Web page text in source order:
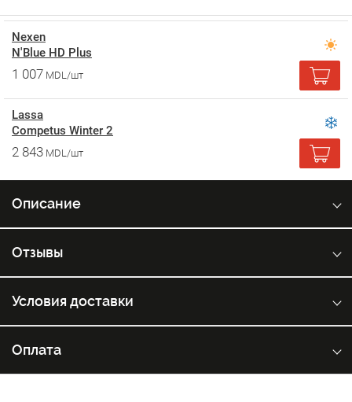
Nexen
N'Blue HD Plus
1 007 MDL/шт
Lassa
Competus Winter 2
2 843 MDL/шт
Описание
Отзывы
Условия доставки
Оплата